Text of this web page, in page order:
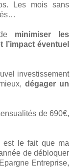
Les mois sans
minimiser les
éventuel
investissement
dégager un
de 690€,
est le fait que ma
de débloquer
Entreprise,